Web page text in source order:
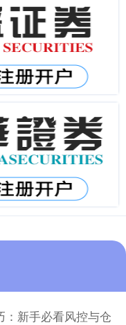
：新手必看风控与仓